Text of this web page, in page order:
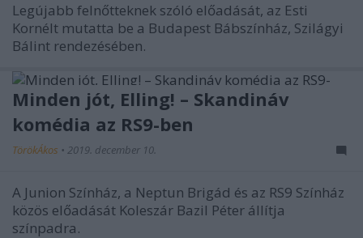
Legújabb felnőtteknek szóló előadását, az Esti
Kornélt mutatta be a Budapest Bábszínház, Szilágyi
Bálint rendezésében.
Minden jót, Elling! – Skandináv
komédia az RS9-ben
TörökÁkos • 2019. december 10.
A Junion Színház, a Neptun Brigád és az RS9 Színház
közös előadását Koleszár Bazil Péter állítja
színpadra.